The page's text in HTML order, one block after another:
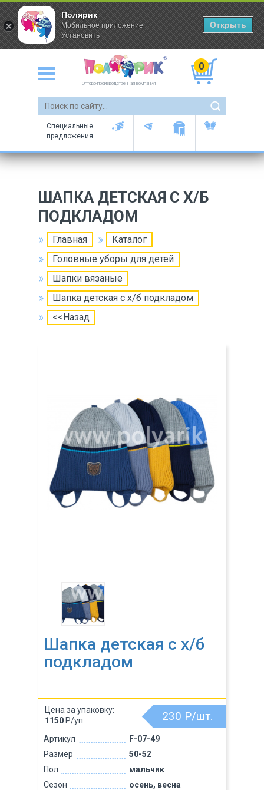
Оптово-производственная компания
0
Специальные
предложения
ШАПКА ДЕТСКАЯ С Х/Б
ПОДКЛАДОМ
Главная
Каталог
Головные уборы для детей
Шапки вязаные
Шапка детская с х/б подкладом
<<Назад
Шапка детская с х/б
подкладом
Артикул
F-07-49
Размер
50-52
Пол
мальчик
Сезон
осень, весна
230 Р/шт.
Цена за упаковку:
1150 Р/уп.
Полярик
Мобильное приложение
Установить
Открыть